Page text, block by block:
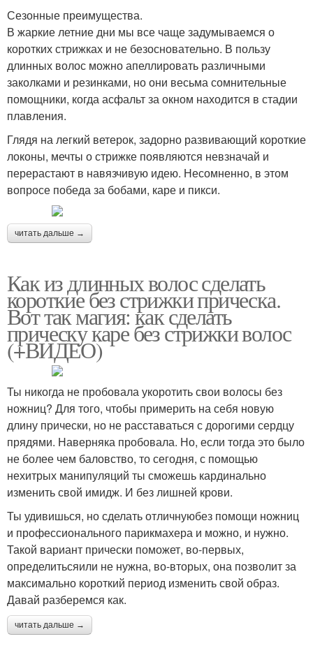
Сезонные преимущества.
В жаркие летние дни мы все чаще задумываемся о
коротких стрижках и не безосновательно. В пользу
длинных волос можно апеллировать различными
заколками и резинками, но они весьма сомнительные
помощники, когда асфальт за окном находится в стадии
плавления.
Глядя на легкий ветерок, задорно развивающий короткие
локоны, мечты о стрижке появляются невзначай и
перерастают в навязчивую идею. Несомненно, в этом
вопросе победа за бобами, каре и пикси.
читать дальше →
Как из длинных волос сделать
короткие без стрижки прическа.
Вот так магия: как сделать
прическу каре без стрижки волос
(+ВИДЕО)
Ты никогда не пробовала укоротить свои волосы без
ножниц? Для того, чтобы примерить на себя новую
длину прически, но не расставаться с дорогими сердцу
прядями. Наверняка пробовала. Но, если тогда это было
не более чем баловство, то сегодня, с помощью
нехитрых манипуляций ты сможешь кардинально
изменить свой имидж. И без лишней крови.
Ты удивишься, но сделать отличнуюбез помощи ножниц
и профессионального парикмахера и можно, и нужно.
Такой вариант прически поможет, во-первых,
определитьсяили не нужна, во-вторых, она позволит за
максимально короткий период изменить свой образ.
Давай разберемся как.
читать дальше →